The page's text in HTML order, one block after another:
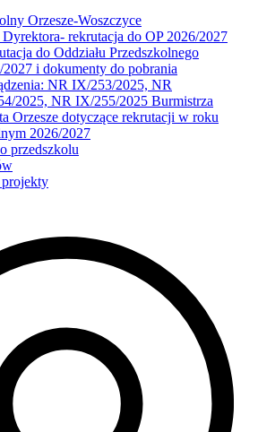
Orzesze-Woszczyce
Dyrektora- rekrutacja do OP 2026/2027
do Oddziału Przedszkolnego
2027 i dokumenty do pobrania
NR IX/253/2025, NR
2025, NR IX/255/2025 Burmistrza
Orzesze dotyczące rekrutacji w roku
2026/2027
przedszkolu